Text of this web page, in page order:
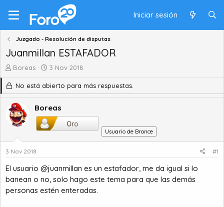
Iniciar sesión
Juzgado - Resolución de disputas
Juanmillan ESTAFADOR
A
o
r
d
e
e
m
Boreas
F
c
h
a
d
e
i
n
i
o
3 Nov 2018
No está abierto para más respuestas.
Boreas
Usuario de Bronce
3 Nov 2018 #1
El usuario @juanmillan es un estafador, me da igual si lo
banean o no, solo hago este tema para que las demás
personas estén enteradas.